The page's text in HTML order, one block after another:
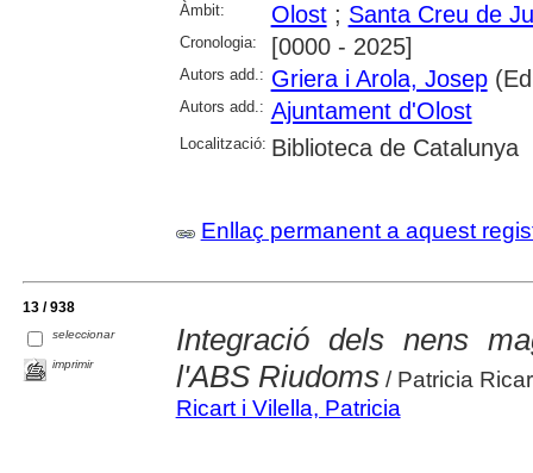
Àmbit:
Olost; Santa Creu de
Cronologia: [0000 - 2025]
Autors add.: Griera i Arola, Josep
Autors add.: Ajuntament d'Olost
Localització: Biblioteca de Catalunya
Enllaç permanent a aquest
13 / 938
seleccionar
imprimir
Integració dels nens
l'ABS Riudoms/ Patricia
Ricart i Vilella, Patricia